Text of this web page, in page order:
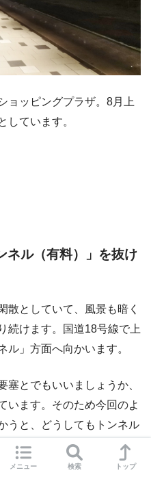
ョッピングプラザ。8月上
しています。
ネル（有料）」を抜け
散としていて、風景も暗く
続けます。国道18号線で上
ル」方面へ向かいます。
塞とでもいいましょうか、
います。そのため今回のよ
うと、どうしてもトンネル
メニュー 検索 トップ